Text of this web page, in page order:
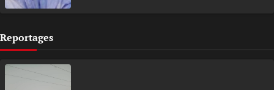
Reportages